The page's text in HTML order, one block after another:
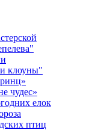
клоуны"
чудес»
елок
птиц